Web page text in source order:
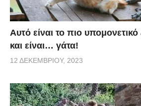
Αυτό είναι το πιο
και είναι… γάτα!
12 ΔΕΚΕΜΒΡΊΟΥ, 2023